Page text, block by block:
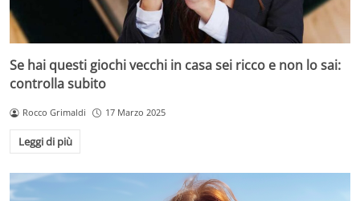
Se hai questi giochi vecchi in casa sei ricco e non lo sai:
controlla subito
Rocco Grimaldi 17 Marzo 2025
Leggi di più